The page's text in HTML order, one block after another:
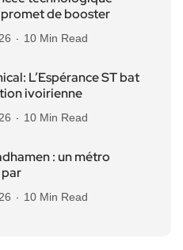
de booster
10 Min Read
L’Espérance ST bat
ivoirienne
10 Min Read
: un métro
par
10 Min Read